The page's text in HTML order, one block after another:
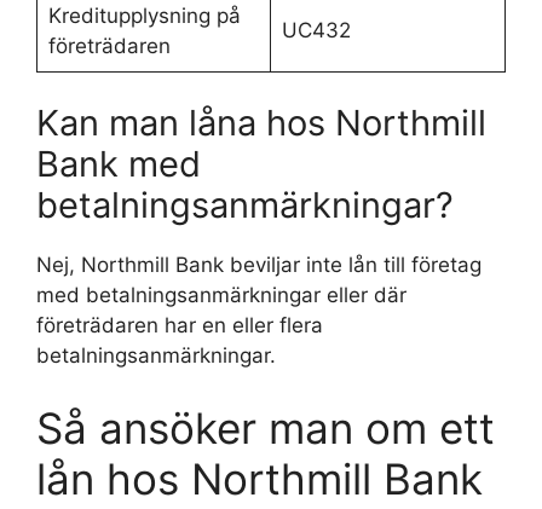
Kreditupplysning på
företrädaren
UC432
Kan man låna hos Northmill
Bank med
betalningsanmärkningar?
Nej, Northmill Bank beviljar inte lån till företag
med betalningsanmärkningar eller där
företrädaren har en eller flera
betalningsanmärkningar.
Så ansöker man om ett
lån hos Northmill Bank